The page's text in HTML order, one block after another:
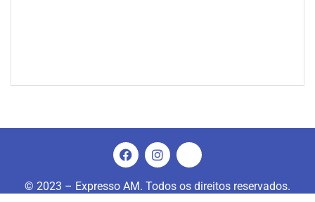
© 2023 – Expresso AM. Todos os direitos reservados.